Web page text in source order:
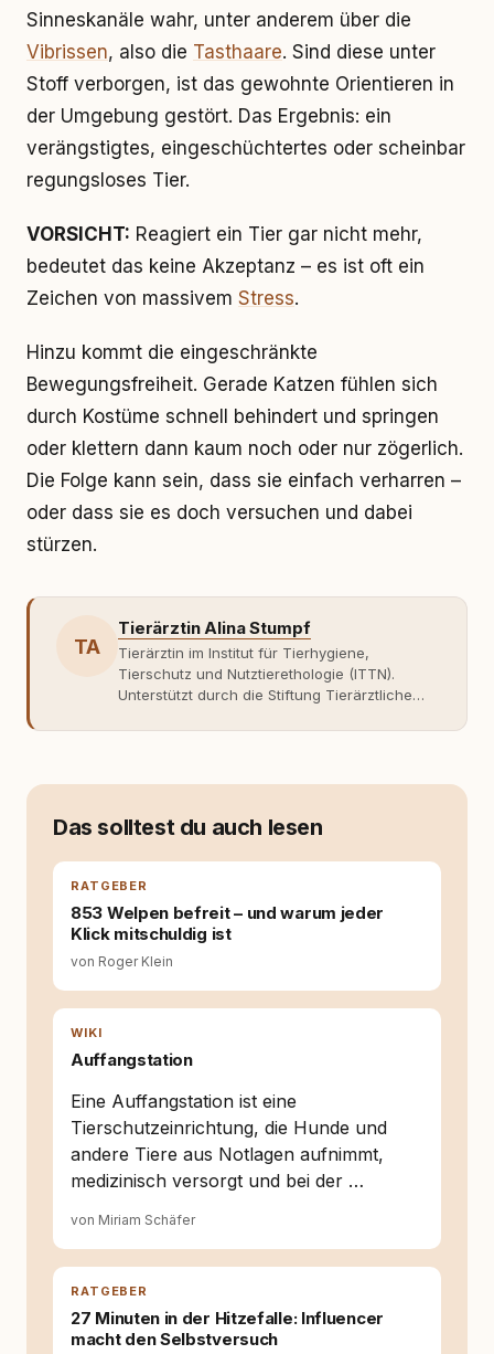
Sinneskanäle wahr, unter anderem über die
Vibrissen, also die Tasthaare. Sind diese unter
Stoff verborgen, ist das gewohnte Orientieren in
der Umgebung gestört. Das Ergebnis: ein
verängstigtes, eingeschüchtertes oder scheinbar
regungsloses Tier.
VORSICHT: Reagiert ein Tier gar nicht mehr,
bedeutet das keine Akzeptanz – es ist oft ein
Zeichen von massivem Stress.
Hinzu kommt die eingeschränkte
Bewegungsfreiheit. Gerade Katzen fühlen sich
durch Kostüme schnell behindert und springen
oder klettern dann kaum noch oder nur zögerlich.
Die Folge kann sein, dass sie einfach verharren –
oder dass sie es doch versuchen und dabei
stürzen.
TA
Tierärztin Alina Stumpf
Tierärztin im Institut für Tierhygiene,
Tierschutz und Nutztierethologie (ITTN).
Unterstützt durch die Stiftung Tierärztliche
Damm 15 in 30173 Hannover. Alle Beiträge auf
Das solltest du auch lesen
RATGEBER
853 Welpen befreit – und warum jeder
Klick mitschuldig ist
von Roger Klein
WIKI
Auffangstation
Eine Auffangstation ist eine
Tierschutzeinrichtung, die Hunde und
andere Tiere aus Notlagen aufnimmt,
medizinisch versorgt und bei der …
von Miriam Schäfer
RATGEBER
27 Minuten in der Hitzefalle: Influencer
macht den Selbstversuch